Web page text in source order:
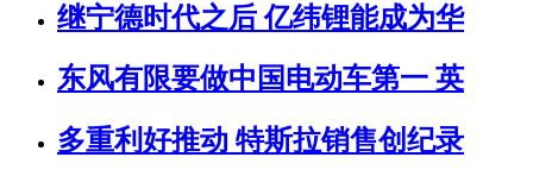
继宁德时代之后 亿纬锂能成为华
东风有限要做中国电动车第一 英
多重利好推动 特斯拉销售创纪录